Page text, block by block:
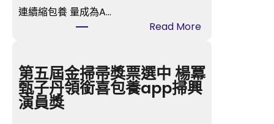
養
價
暴
連續縮包養 量成為A…
Read More:
成
台
包
第五屆金掃帚獎票選中 楊冪
甄子丹領銜喜包養app掃興
演員獎